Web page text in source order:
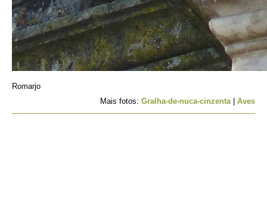
Romarjo
Mais fotos: Gralha-de-nuca-cinzenta| Aves